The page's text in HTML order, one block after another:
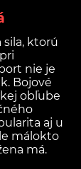
ktorú
nie je
Bojové
obľube
aj u
málokto
má.